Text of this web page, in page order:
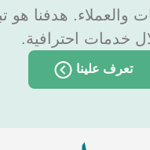
والعملاء. هدفنا
خدمات احترافية.
تعرف علينا